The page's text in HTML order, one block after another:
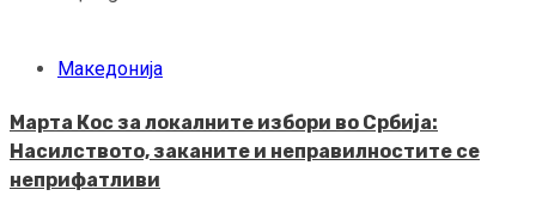
Македонија
Марта Кос за локалните избори во Србија:
Насилството, заканите и неправилностите се
неприфатливи